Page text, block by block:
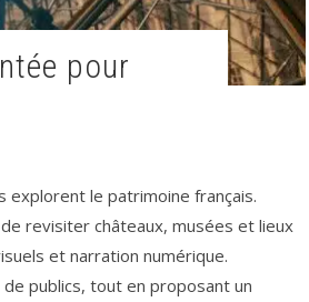
le patrimoine français.
revisiter châteaux, musées et lieux
et narration numérique.
de publics, tout en proposant un